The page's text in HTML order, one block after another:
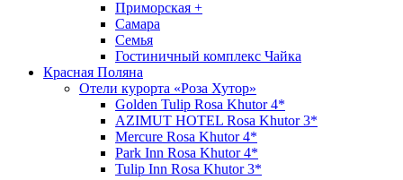
Приморская +
Самара
Семья
Гостиничный комплекс Чайка
Красная Поляна
Отели курорта «Роза Хутор»
Golden Tulip Rosa Khutor 4*
AZIMUT HOTEL Rosa Khutor 3*
Mercure Rosa Khutor 4*
Park Inn Rosa Khutor 4*
Tulip Inn Rosa Khutor 3*